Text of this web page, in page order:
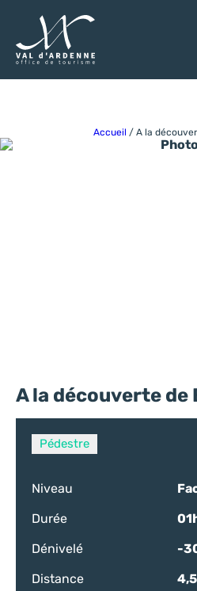
Accueil / A la
A la découverte de
Pédestre
Niveau
Durée
Dénivelé
-
Distance